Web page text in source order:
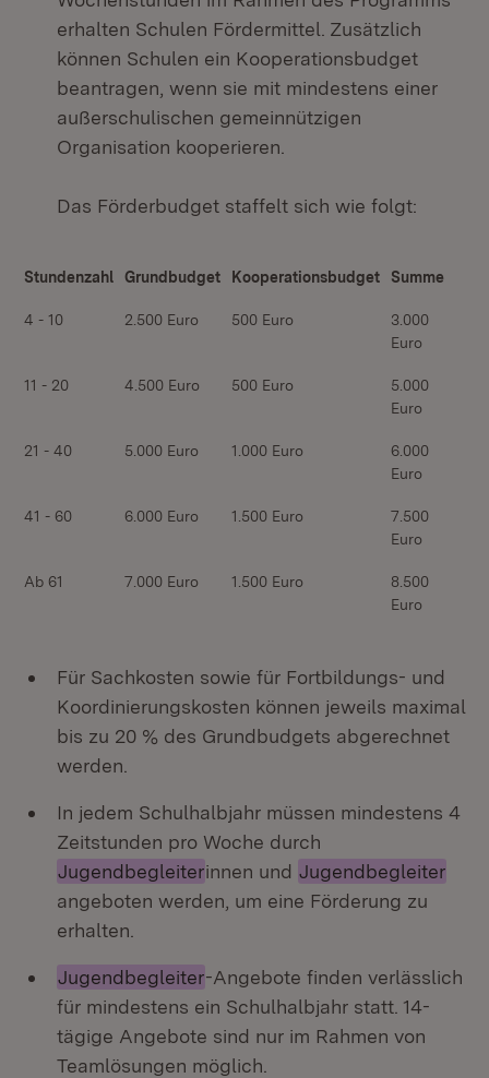
erhalten Schulen Fördermittel. Zusätzlich
können Schulen ein Kooperationsbudget
beantragen, wenn sie mit mindestens einer
außerschulischen gemeinnützigen
Organisation kooperieren.
Das Förderbudget staffelt sich wie folgt:
Stundenzahl Grundbudget Kooperationsbudget Summe
4 - 10 2.500 Euro 500 Euro
3.000
Euro
11 - 20 4.500 Euro 500 Euro
5.000
Euro
21 - 40 5.000 Euro 1.000 Euro
6.000
Euro
41 - 60 6.000 Euro 1.500 Euro
7.500
Euro
Ab 61 7.000 Euro 1.500 Euro
8.500
Euro
Für Sachkosten sowie für Fortbildungs- und
Koordinierungskosten können jeweils maximal
bis zu 20 % des Grundbudgets abgerechnet
werden.
In jedem Schulhalbjahr müssen mindestens 4
Zeitstunden pro Woche durch
Jugendbegleiterinnen und Jugendbegleiter
angeboten werden, um eine Förderung zu
erhalten.
Jugendbegleiter-Angebote finden verlässlich
für mindestens ein Schulhalbjahr statt. 14-
tägige Angebote sind nur im Rahmen von
Teamlösungen möglich.